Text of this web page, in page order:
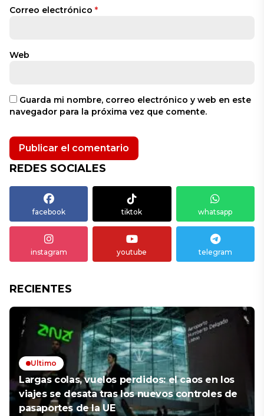
Correo electrónico *
Web
Guarda mi nombre, correo electrónico y web en este
navegador para la próxima vez que comente.
REDES SOCIALES
facebook tiktok whatsapp
instagram youtube telegram
RECIENTES
Ultimo
Largas colas, vuelos perdidos: el caos en los
viajes se desata tras los nuevos controles de
pasaportes de la UE